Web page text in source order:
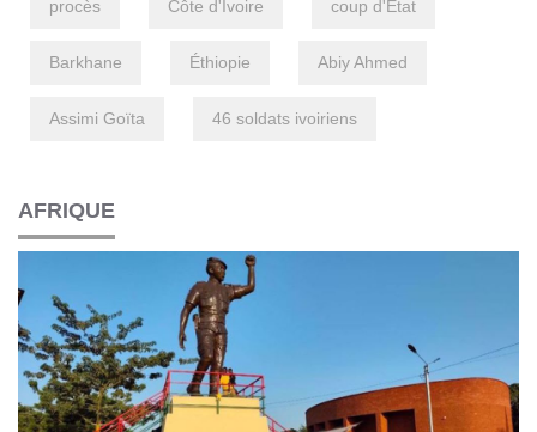
procès Côte d'Ivoire coup d'Etat
Barkhane Éthiopie Abiy Ahmed
Assimi Goïta 46 soldats ivoiriens
AFRIQUE